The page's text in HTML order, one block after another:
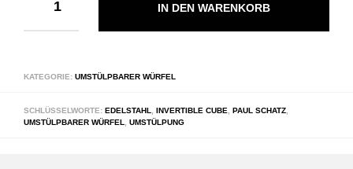
IN DEN WARENKORB
KATEGORIE: UMSTÜLPBARER WÜRFEL
SCHLÜSSELWORTE: EDELSTAHL INVERTIBLE CUBE PAUL SCHATZ
UMSTÜLPBARER WÜRFEL
UMSTÜLPUNG